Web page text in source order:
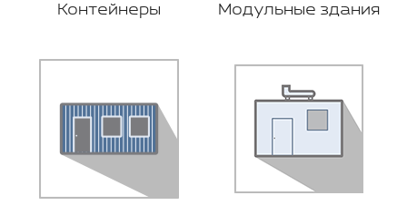
Контейнеры Модульные здания